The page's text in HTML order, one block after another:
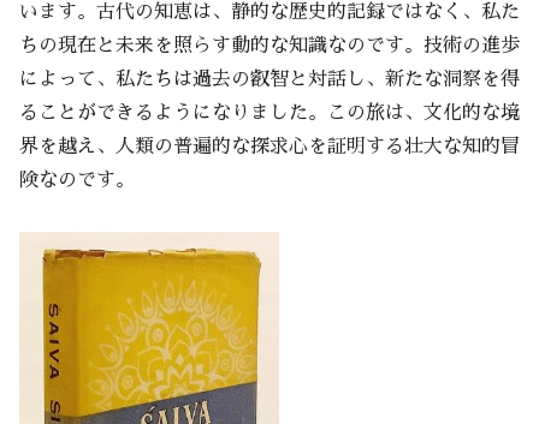
います。古代の知恵は、静的な歴史的記録ではなく、私た
ちの現在と未来を照らす動的な知識なのです。技術の進歩
によって、私たちは過去の叡智と対話し、新たな洞察を得
ることができるようになりました。この旅は、文化的な境
界を越え、人類の普遍的な探求心を証明する壮大な知的冒
険なのです。